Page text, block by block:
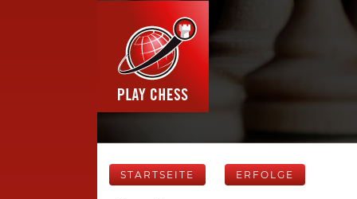
STARTSEITE ERFOLGE